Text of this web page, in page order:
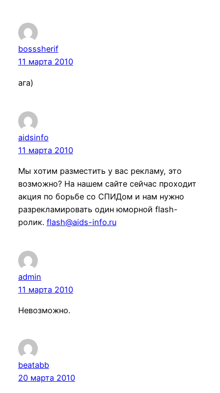
bosssherif
11 марта 2010
ага)
aidsinfo
11 марта 2010
Мы хотим разместить у вас рекламу, это
возможно? На нашем сайте сейчас проходит
акция по борьбе со СПИДом и нам нужно
разрекламировать один юморной flash-
ролик. flash@aids-info.ru
admin
11 марта 2010
Невозможно.
beatabb
20 марта 2010